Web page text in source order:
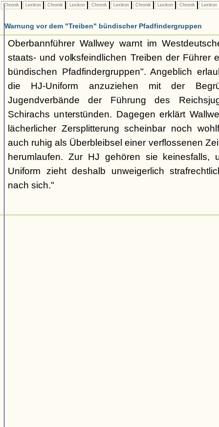
Chronik Lexikon Chronik Lexikon Chronik Lexikon Chronik Lexikon Chronik Lexikon
Warnung vor dem "Treiben" bündischer Pfadfindergruppen
Oberbannführer Wallwey warnt im
staats- und volksfeindlichen Treiben der Führer
bündischen Pfadfindergruppen". Angeblich
die HJ-Uniform anzuziehen mit der
Jugendverbände der Führung des
Schirachs unterstünden. Dagegen erklärt
lächerlicher Zersplitterung scheinbar noch
auch ruhig als Überbleibsel einer verflossenen
herumlaufen. Zur HJ gehören sie keinesfalls,
Uniform zieht deshalb unweigerlich
nach sich."